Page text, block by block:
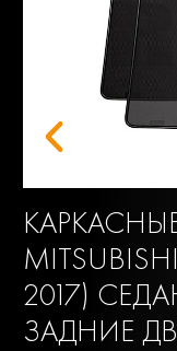
2017)
ЗАДНИЕ